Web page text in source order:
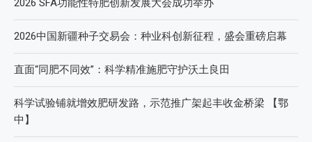
2026中国新疆种子交易会：种业科创新征程，盛会重磅启幕
直面“同肥不同效”：科学精准施肥守护沃土良田
科学试验铺就增效肥研发路，示范推广架起丰收金桥梁 【鄂
中】